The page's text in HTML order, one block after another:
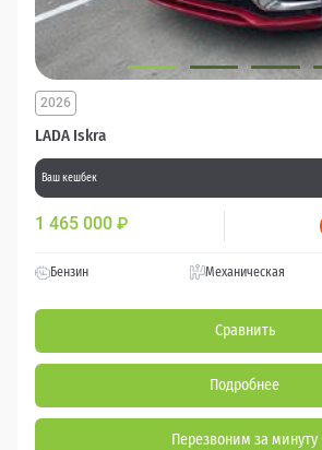
LADA Iskra
2026
Ваш кешбек
1 465 000 ₽
Бензин Механическая
Сравнить
Подробнее
Перезвоним за минуту